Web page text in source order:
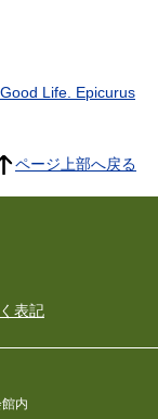
Life. Epicurus
ページ上部へ戻る
表記
内